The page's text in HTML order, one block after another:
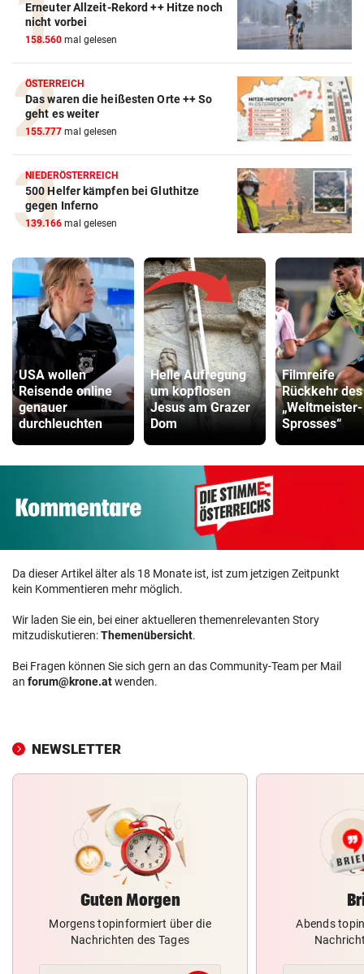
Erneuter Allzeit-Rekord ++ Hitze noch
nicht vorbei
158.560 mal gelesen
ÖSTERREICH
Das waren die heißesten Orte ++ So
geht es weiter
155.777 mal gelesen
NIEDERÖSTERREICH
500 Helfer kämpfen bei Gluthitze
gegen Inferno
139.166 mal gelesen
USA wollen
Reisende online
genauer
durchleuchten
Helle Aufregung
um kopflosen
Jesus am Grazer
Dom
Filmreife
Rückkehr des
„Weltmeister-
Sprosses“
Da dieser Artikel älter als 18 Monate ist, ist zum jetzigen Zeitpunkt
kein Kommentieren mehr möglich.
Wir laden Sie ein, bei einer aktuelleren themenrelevanten Story
mitzudiskutieren:Themenübersicht.
Bei Fragen können Sie sich gern an das Community-Team per Mail
an forum@krone.atwenden.
NEWSLETTER
Guten Morgen
Morgens topinformiert über die
Nachrichten des Tages
Abends